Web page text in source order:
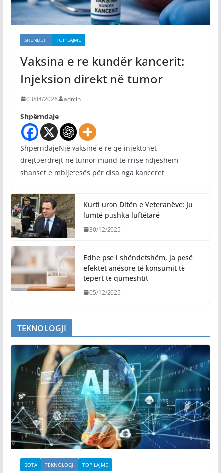
SHËNDETI TOP LAJME
Vaksina e re kundër kancerit:
Injeksion direkt në tumor
03/04/2026 admin
Shpërndaje
ShpërndajeNjë vaksinë e re që injektohet
drejtpërdrejt në tumor mund të rrisë ndjeshëm
shanset e mbijetesës për disa nga kanceret
Kurti uron Ditën e Veteranëve: Ju
lumtë pushka luftëtarë
30/12/2025
Edhe pse i shëndetshëm, ja pesë
efektet anësore të konsumit të
tepërt të qumështit
05/12/2025
TEKNOLOGJI
BOTA TEKNOLOGJI TOP LAJME